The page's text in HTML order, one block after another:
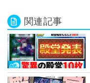
関連記事